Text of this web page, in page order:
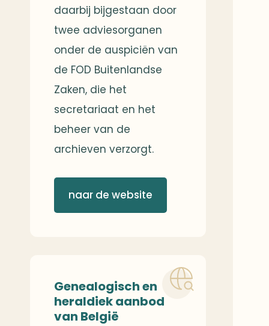
daarbij bijgestaan door
twee adviesorganen
onder de auspiciën van
de FOD Buitenlandse
Zaken, die het
secretariaat en het
beheer van de
archieven verzorgt.
naar de website
Genealogisch en
heraldiek aanbod
van België